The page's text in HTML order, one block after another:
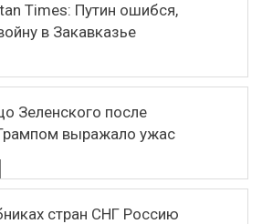
Times: Путин ошибся,
в Закавказье
Зеленского после
выражало ужас
стран СНГ Россию